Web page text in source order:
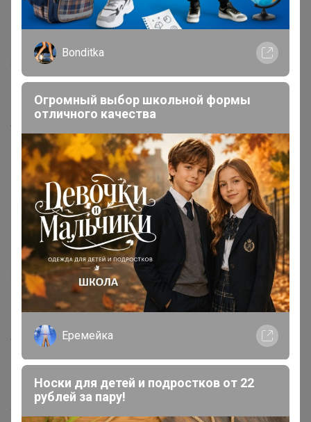
22 июля, 2024 19:27
Happy Baby
На мне L
‌Грудь по бюстгальтеру 92 см
‌Бедра 104 см
22 июля, 2024 19:26
Happy Baby
Симсоны, Завтра поедет по ЦР последняя партия.Все
разобрано
22 июля, 2024 19:23
Bonditka
Огромный выбор школьной формы
отличного качества
Еремейка
Носки для детей и подростков от 22
рублей за пару!